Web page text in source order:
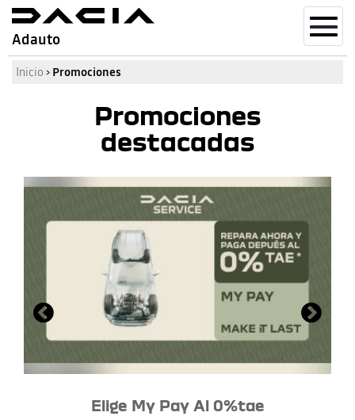
Adauto
Inicio › Promociones
Promociones
destacadas
Elige My Pay Al 0%tae